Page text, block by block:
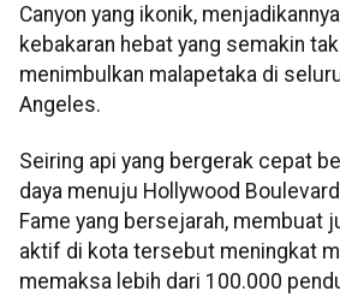
Canyon yang ikonik,
kebakaran hebat yang semakin
menimbulkan malapetaka di
Angeles.
Seiring api yang bergerak cepat
daya menuju Hollywood
Fame yang bersejarah, membuat
aktif di kota tersebut meningkat
memaksa lebih dari 100.000